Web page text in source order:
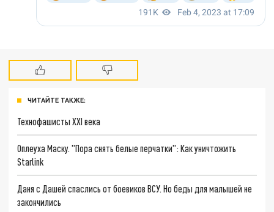
ЧИТАЙТЕ ТАКЖЕ:
Технофашисты XXI века
Оплеуха Маску. "Пора снять белые перчатки": Как уничтожить
Starlink
Даня с Дашей спаслись от боевиков ВСУ. Но беды для малышей не
закончились